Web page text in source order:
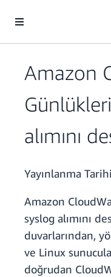
Amazon
alımını
Yayınlanma
Amazon
syslog alımını
duvarlarından,
ve Linux
doğrudan